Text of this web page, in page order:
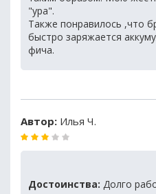
"ура".
Также понравилось ,что
быстро заряжается
фича.
Автор: Илья Ч.
Достоинства: Долго